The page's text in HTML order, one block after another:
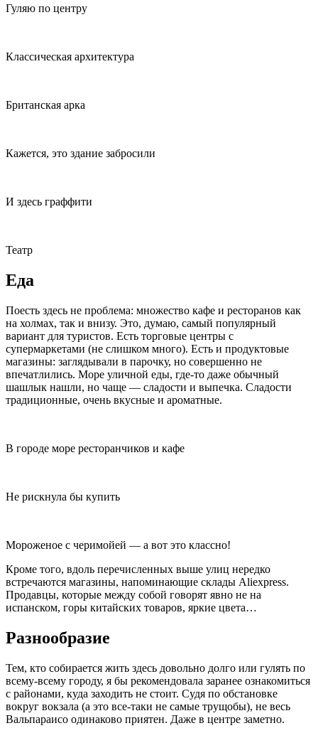
Гуляю по центру
Классическая архитектура
Британская арка
Кажется, это здание забросили
И здесь граффити
Театр
Еда
Поесть здесь не проблема: множество кафе и ресторанов как
на холмах, так и внизу. Это, думаю, самый популярный
вариант для туристов. Есть торговые центры с
супермаркетами (не слишком много). Есть и продуктовые
магазины: заглядывали в парочку, но совершенно не
впечатлились. Море уличной еды, где-то даже обычный
шашлык нашли, но чаще — сладости и выпечка. Сладости
традиционные, очень вкусные и ароматные.
В городе море ресторанчиков и кафе
Не рискнула бы купить
Мороженое с черимойей — а вот это классно!
Кроме того, вдоль перечисленных выше улиц нередко
встречаются магазины, напоминающие склады Aliexpress.
Продавцы, которые между собой говорят явно не на
испанском, горы китайских товаров, яркие цвета…
Разнообразие
Тем, кто собирается жить здесь довольно долго или гулять по
всему-всему городу, я бы рекомендовала заранее ознакомиться
с районами, куда заходить не стоит. Судя по обстановке
вокруг вокзала (а это все-таки не самые трущобы), не весь
Вальпараисо одинаково приятен. Даже в центре заметно.